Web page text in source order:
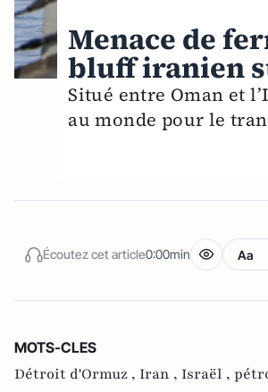
Menace de
bluff iranien
Situé entre Oman et
au monde pour le
Écoutez cet article0:00min Aa
MOTS-CLES
Détroit d'Ormuz , Iran , Israël ,